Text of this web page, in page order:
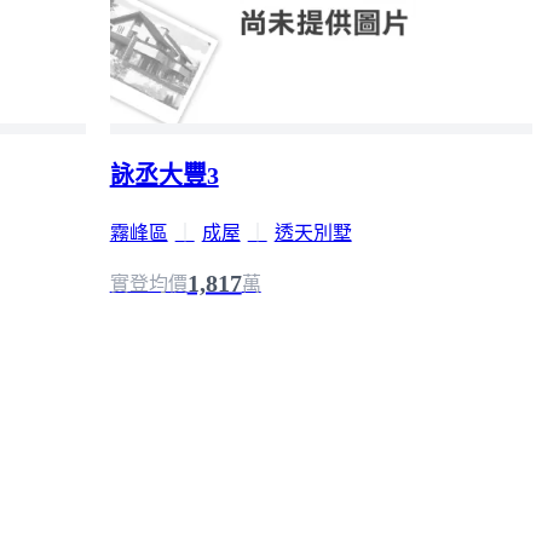
詠丞大豐3
霧峰區 成屋 透天別墅
實登均價1,817萬